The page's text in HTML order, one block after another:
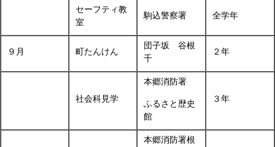
セーフティ教
室
駒込警察署 全学年
９月 町たんけん
団子坂 谷根
千
２年
社会科見学
本郷消防署
ふるさと歴史
館
３年
本郷消防署根